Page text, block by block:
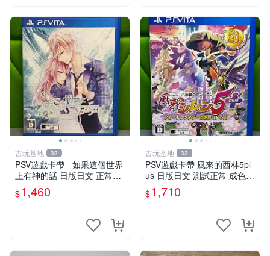
古玩基地 33
PSV遊戲卡帶 - 如果這個世界
上有神的話 日版日文 正常可
玩 神秘成色參考圖 售後不退
如果這是你想找的游戲 請先
$1,460
古玩基地 33
PSV遊戲卡帶 風來的西林5pl
us 日版日文 測試正常 成色如
圖 買家自負 風來的西林5plus
PSV 日版
$1,710